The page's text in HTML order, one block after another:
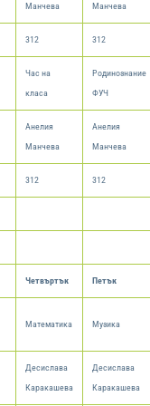
Манчева
Манчева
312 312
Час на
класа
Родинознание
ФУЧ
Анелия
Манчева
Анелия
Манчева
312 312
Четвъртък Петък
Математика Музика
Десислава
Каракашева
Десислава
Каракашева